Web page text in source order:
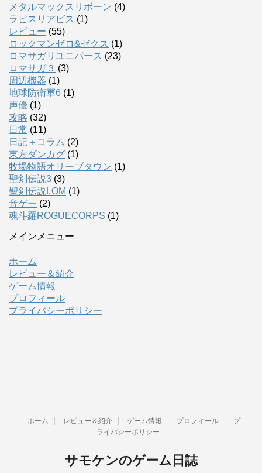
メタルマックスリボーン (4)
ラピスリアビス (1)
レビュー (55)
ロックマンゼロ&ゼクス (1)
ロマサガリユニバース (23)
ロマサガ３ (3)
周辺機器 (1)
地球防衛軍6 (1)
声優 (1)
攻略 (32)
日常 (11)
日記＋コラム (2)
東方ダンカグ (1)
牧場物語オリーブタウン (1)
聖剣伝説3 (3)
聖剣伝説LOM (1)
音ゲー (2)
魂斗羅ROGUECORPS (1)
メインメニュー
ホーム
レビュー＆紹介
ゲーム情報
プロフィール
プライバシーポリシー
ホーム レビュー＆紹介 ゲーム情報 プロフィール
プ
ライバシーポリシー
サモケンのゲーム日誌